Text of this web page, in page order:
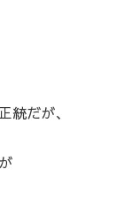
統だが、